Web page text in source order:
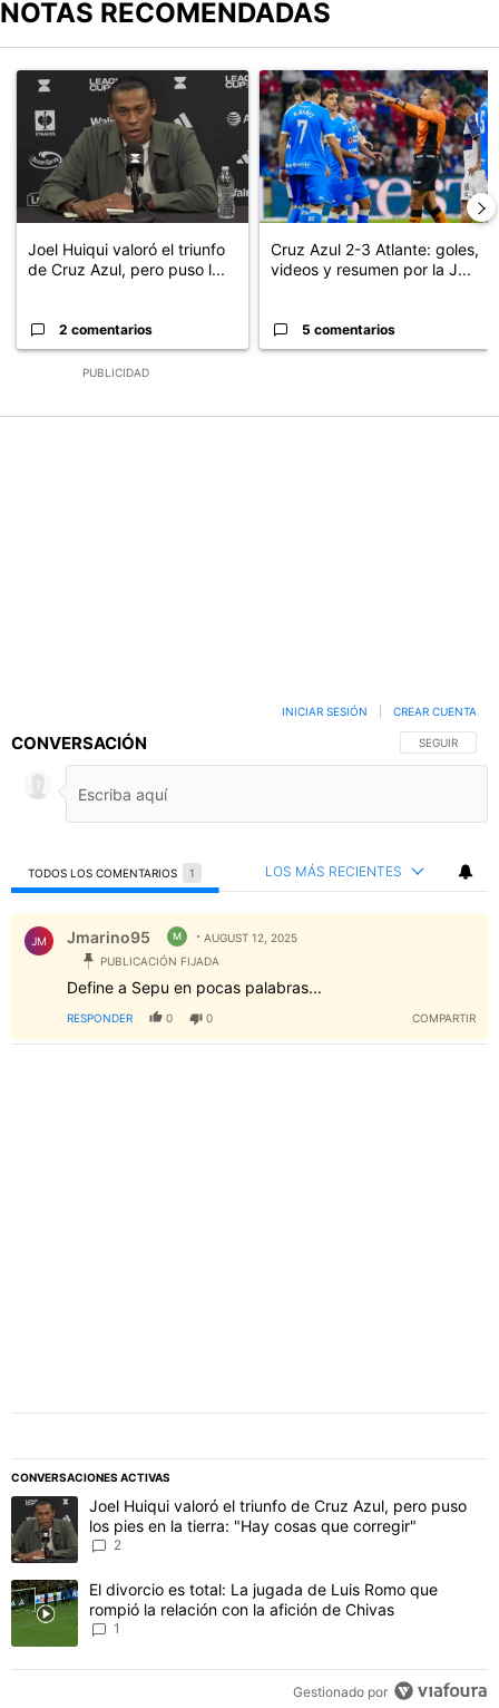
NOTAS RECOMENDADAS
PUBLICIDAD
Un artículo de tendencia con el título "Joel Huiqui valoró el
Joel Huiqui valoró el triunfo
de Cruz Azul, pero puso l...
2 comentarios
Un artículo de tendencia con el
Cruz Azul 2-3 Atlante: goles,
videos y resumen por la J...
5 comentarios
CONVERSACIÓN SIGA ESTA
SEGUIR
INICIAR SESIÓN CREAR CUENTA
TODOS LOS COMENTARIOS 1 LOS MÁS RECIENTES
Todos los comentarios
Comentario de Jmarino95.
JM Jmarino95 M
AUGUST 12, 2025
PUBLICACIÓN FIJADA
Define a Sepu en pocas palabras...
RESPONDER 0 0 COMPARTIR
CONVERSACIONES ACTIVAS
Este listado muestra los artículos con más comentarios en los
Un artículo de tendencia con el título "Joel Huiqui valoró el
Joel Huiqui valoró el triunfo de Cruz Azul, pero puso
los pies en la tierra: "Hay cosas que corregir"
2
Un artículo de tendencia con el título "El divorcio es total: La
El divorcio es total: La jugada de Luis Romo que
rompió la relación con la afición de Chivas
1
Gestionado por